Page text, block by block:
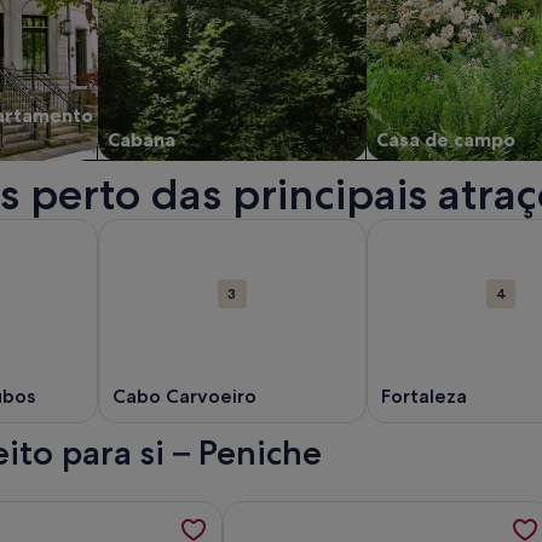
Cabana Casa de campo
perto das principais
3
Cabo Carvoeiro
4
Fortaleza
para si – Peniche